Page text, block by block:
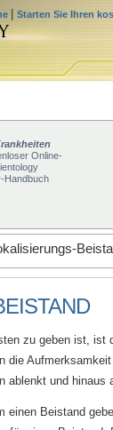
Starten Sie Ihren
Online-
Handbuch
zu geben ist, ist
die
ablenkt und hinaus
einen Beistand